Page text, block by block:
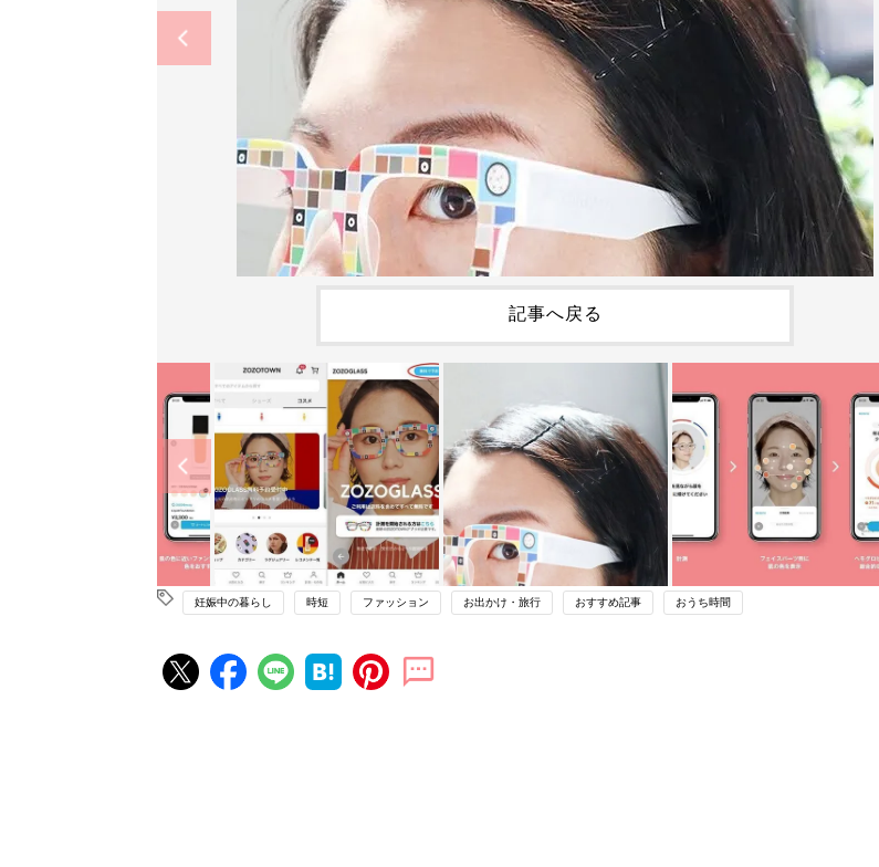
記事へ戻る
妊娠中の暮らし 時短 ファッション お出かけ・旅行 おすすめ記事 おうち時間